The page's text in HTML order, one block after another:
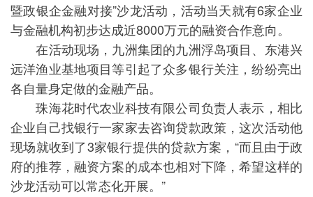
暨政银企金融对接”沙龙活动，活动当天就有6家企业
与金融机构初步达成近8000万元的融资合作意向。
在活动现场，九洲集团的九洲浮岛项目、东港兴
远洋渔业基地项目等引起了众多银行关注，纷纷亮出
各自量身定做的金融产品。
珠海花时代农业科技有限公司负责人表示，相比
企业自己找银行一家家去咨询贷款政策，这次活动他
现场就收到了3家银行提供的贷款方案，“而且由于政
府的推荐，融资方案的成本也相对下降，希望这样的
沙龙活动可以常态化开展。”